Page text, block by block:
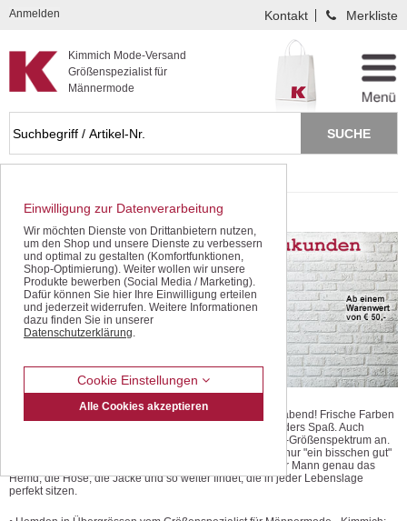
Kompletten Head der Seite überspringen
Kimmich Mode-Versand
Größenspezialist für
Männermode
Anmelden Kontakt Merkliste
Hemden Übergrössen
Freizeitmode zum träumen. Einfach anziehen und Feierabend! Frische Farben
sorgen für beste Laune, pfiffige Details machwen besonders Spaß. Auch
Herren-Freizeitmode bieten wir im besonderen Kimmich-Größenspektrum an.
Wir wissen, was Sie suchen... Schluss mit Kleidung, die nur "ein bisschen gut"
passt. Wir von Kimmich engagieren uns dafür, dass jeder Mann genau das
Hemd, die Hose, die Jacke und so weiter findet, die in jeder Lebenslage
perfekt sitzen.
Einwilligung zur Datenverarbeitung
Wir möchten Dienste von Drittanbietern nutzen,
um den Shop und unsere Dienste zu verbessern
und optimal zu gestalten (Komfortfunktionen,
Shop-Optimierung). Weiter wollen wir unsere
Produkte bewerben (Social Media / Marketing).
Dafür können Sie hier Ihre Einwilligung erteilen
und jederzeit widerrufen. Weitere Informationen
dazu finden Sie in unserer
Datenschutzerklärung.
Cookie Einstellungen
Alle Cookies akzeptieren